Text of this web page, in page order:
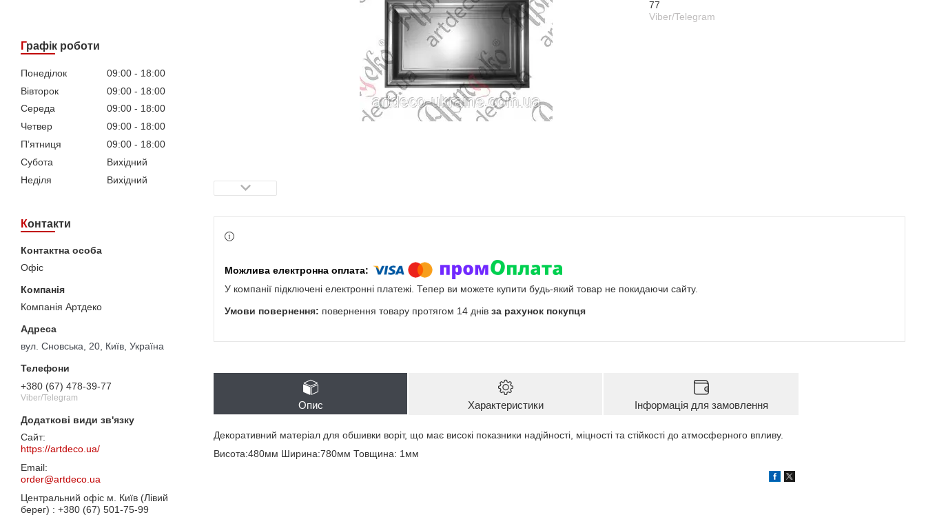
Графік роботи
Понеділок 09:00
18:00
Вівторок
09:00
18:00
Середа
09:00
18:00
Четвер
09:00
18:00
Пʼятниця
09:00
18:00
Субота
Вихідний
Неділя
Вихідний
Контакти
Офіс
Компанія Артдеко
вул. Сновська, 20, Київ, Україна
+380 (67) 478-39-77
Viber/Telegram
https://artdeco.ua/
order@artdeco.ua
Центральний офіс м. Київ (Лівий
берег)
+380 (67) 501-75-99
77
Viber/Telegram
У компанії підключені електронні платежі. Тепер ви можете купити будь-який товар не покидаючи сайту.
повернення товару протягом 14 днів за рахунок покупця
Опис Характеристики Інформація для замовлення
Декоративний матеріал для обшивки воріт, що має високі показники надійності, міцності та стійкості до атмосферного впливу.
Висота:480мм Ширина:780мм Товщина: 1мм